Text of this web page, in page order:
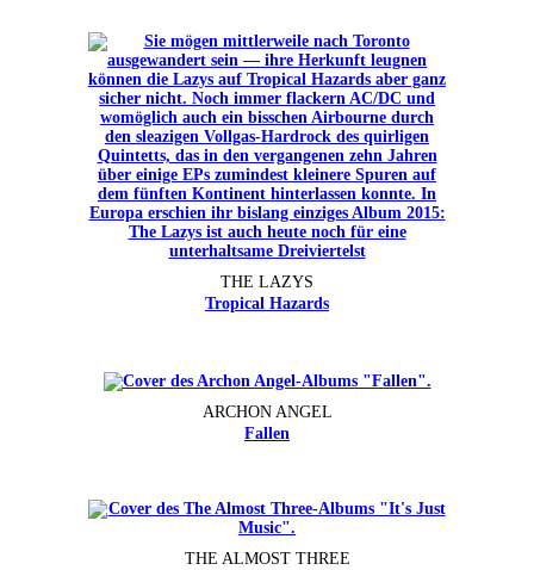
THE LAZYS
Tropical Hazards
ARCHON ANGEL
Fallen
THE ALMOST THREE